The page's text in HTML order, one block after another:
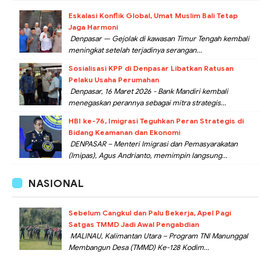
Eskalasi Konflik Global, Umat Muslim Bali Tetap
Jaga Harmoni
Denpasar — Gejolak di kawasan Timur Tengah kembali
meningkat setelah terjadinya serangan...
Sosialisasi KPP di Denpasar Libatkan Ratusan
Pelaku Usaha Perumahan
Denpasar, 16 Maret 2026 - Bank Mandiri kembali
menegaskan perannya sebagai mitra strategis...
HBI ke-76, Imigrasi Teguhkan Peran Strategis di
Bidang Keamanan dan Ekonomi
DENPASAR – Menteri Imigrasi dan Pemasyarakatan
(Imipas), Agus Andrianto, memimpin langsung...
NASIONAL
Sebelum Cangkul dan Palu Bekerja, Apel Pagi
Satgas TMMD Jadi Awal Pengabdian
MALINAU, Kalimantan Utara – Program TNI Manunggal
Membangun Desa (TMMD) Ke-128 Kodim...